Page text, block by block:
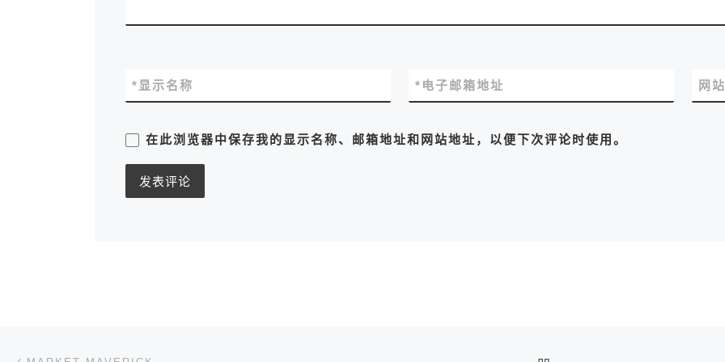
显示名称
* 电子邮箱地址
* 网
在此浏览器中保存我的显示名称、邮箱地址和网站地址，以便下次评论时使用。
文章导航